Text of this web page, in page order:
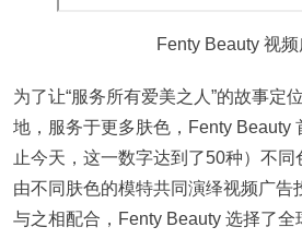
Fenty Beauty 视
为了让“服务所有爱美之人”的故事定
地，服务于更多肤色，Fenty Beauty
止今天，这一数字达到了50种）不
由不同肤色的模特共同演绎视频广告
与之相配合，Fenty Beauty 选择了